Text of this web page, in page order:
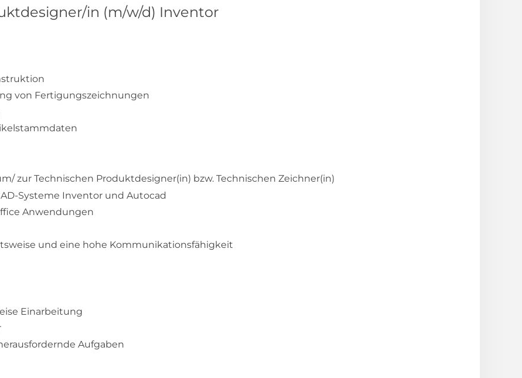
in (m/w/d) Inventor
von Fertigungszeichnungen
zur Technischen Produktdesigner(in) bzw. Technischen Zeichner(in)
Systeme Inventor und Autocad
Anwendungen
und eine hohe Kommunikationsfähigkeit
Einarbeitung
Aufgaben